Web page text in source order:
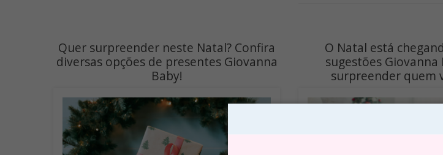
Quer surpreender neste Natal? Confira
diversas opções de presentes Giovanna
Baby!
O Natal está
sugestões Giovanna
surpreender quem